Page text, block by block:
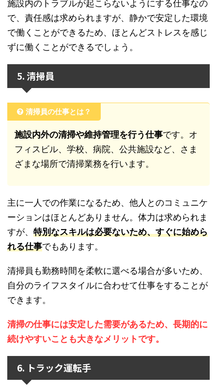
施設内のトラブルが起こらないようにする仕事なの
で、責任感は求められますが、静かで安定した環境
で働くことができるため、ほとんどストレスを感じ
ずに働くことができるでしょう。
5. 清掃員
清掃員の仕事とは？
施設内外の清掃や維持管理を行う仕事です。オ
フィスビル、学校、病院、公共施設など、さま
ざまな場所で清掃業務を行います。
主に一人での作業になるため、他人とのコミュニケ
ーションはほとんどありません。体力は求められま
すが、 特別なスキルは必要ないため、すぐに始めら
れる仕事でもあります。
清掃員も勤務時間を柔軟に選べる場合が多いため、
自分のライフスタイルに合わせて仕事をすることが
できます。
清掃の仕事には安定した需要があるため、長期的に
続けやすいことも大きなメリットです。
6. トラック運転手